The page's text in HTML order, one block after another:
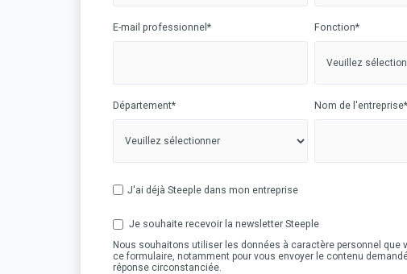
E-mail professionnel * Fonction*
Département* Nom de l'entreprise*
J'ai déjà Steeple dans mon entreprise
Je souhaite recevoir la newsletter Steeple
Nous souhaitons utiliser les données à caractère personnel que
ce formulaire, notamment pour vous envoyer le contenu
réponse circonstanciée.